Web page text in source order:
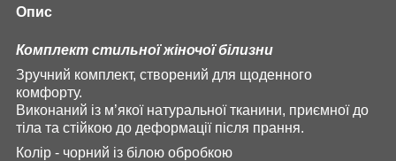
Опис
Комплект стильної жіночої білизни
Зручний комплект, створений для щоденного
комфорту.
Виконаний із м’якої натуральної тканини, приємної до
тіла та стійкою до деформації після прання.
Колір - чорний із білою обробкою